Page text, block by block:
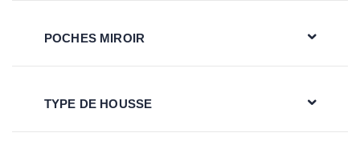
POCHES MIROIR
TYPE DE HOUSSE